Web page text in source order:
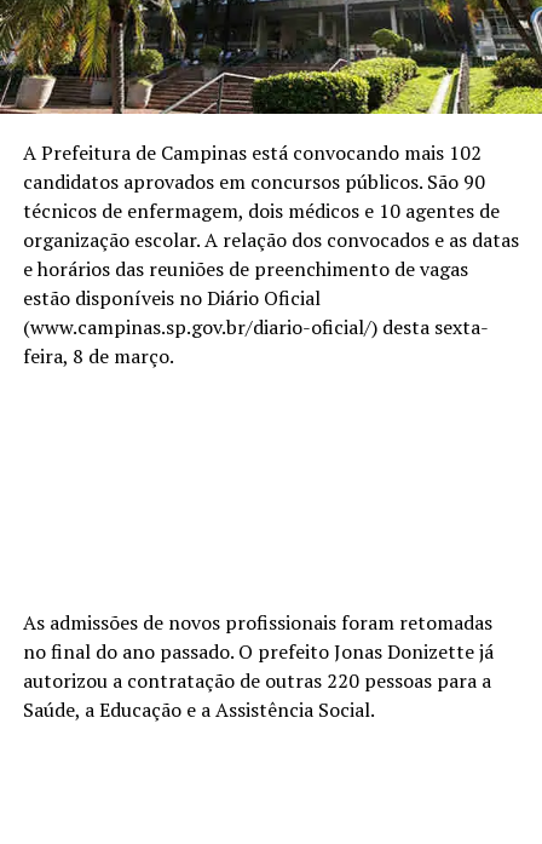
A Prefeitura de Campinas está convocando mais 102
candidatos aprovados em concursos públicos. São 90
técnicos de enfermagem, dois médicos e 10 agentes de
organização escolar. A relação dos convocados e as datas
e horários das reuniões de preenchimento de vagas
estão disponíveis no Diário Oficial
(www.campinas.sp.gov.br/diario-oficial/) desta sexta-
feira, 8 de março.
As admissões de novos profissionais foram retomadas
no final do ano passado. O prefeito Jonas Donizette já
autorizou a contratação de outras 220 pessoas para a
Saúde, a Educação e a Assistência Social.